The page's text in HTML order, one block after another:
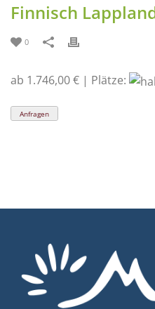
Finnisch
0
ab 1.746,00 € | Plätze:
Anfragen